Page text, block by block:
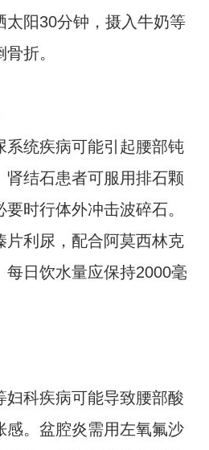
太阳30分钟，摄入牛奶等
折。
系统疾病可能引起腰部钝
肾结石患者可服用排石颗
时行体外冲击波碎石。
片利尿，配合阿莫西林克
每日饮水量应保持2000毫
妇科疾病可能导致腰部酸
感。盆腔炎需用左氧氟沙